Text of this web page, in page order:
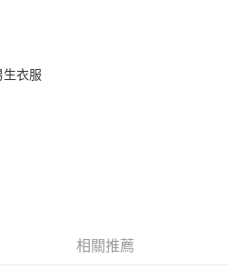
後才付款」的支付方式。 讓您購物簡單
衣服
相關推薦